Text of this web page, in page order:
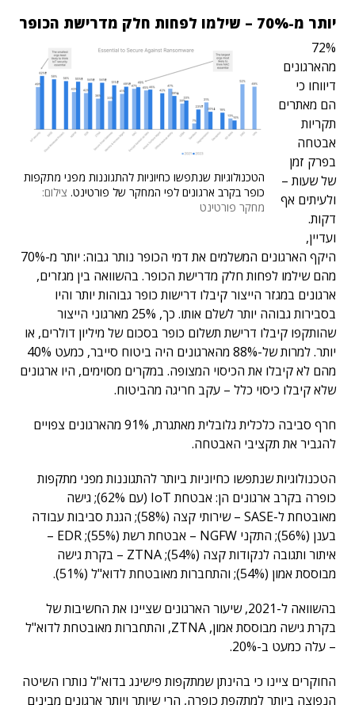
יותר מ-70% – שילמו לפחות חלק מדרישת הכופר
הטכנולוגיות שנתפשו כחיוניות להתגוננות מפני מתקפות
כופר בקרב ארגונים לפי המחקר של פורטינט. צילום:
מחקר פורטינט
72%
מהארגונים
דיווחו כי
הם מאתרים
תקריות
אבטחה
בפרק זמן
של שעות –
ולעיתים אף
דקות.
ועדיין,
היקף הארגונים המשלמים את דמי הכופר נותר גבוה: יותר מ-70%
מהם שילמו לפחות חלק מדרישת הכופר. בהשוואה בין מגזרים,
ארגונים במגזר הייצור קיבלו דרישות כופר גבוהות יותר והיו
בסבירות גבוהה יותר לשלם אותו. כך, 25% מארגוני הייצור
שהותקפו קיבלו דרישת תשלום כופר בסכום של מיליון דולרים, או
יותר. למרות של-88% מהארגונים היה ביטוח סייבר, כמעט 40%
מהם לא קיבלו את הכיסוי המצופה. במקרים מסוימים, היו ארגונים
שלא קיבלו כיסוי כלל – עקב חריגה מהביטוח.
חרף סביבה כלכלית גלובלית מאתגרת, 91% מהארגונים צפויים
להגביר את תקציבי האבטחה.
הטכנולוגיות שנתפשו כחיוניות ביותר להתגוננות מפני מתקפות
כופרה בקרב ארגונים הן: אבטחת IoT (עם 62%); גישה
מאובטחת ל-SASE – שירותי קצה (58%); הגנת סביבות עבודה
בענן (56%); התקני NGFW – אבטחת רשת (55%); EDR –
איתור ותגובה לנקודות קצה (54%); ZTNA – בקרת גישה
מבוססת אמון (54%); והתחברות מאובטחת לדוא"ל (51%).
בהשוואה ל-2021, שיעור הארגונים שציינו את החשיבות של
בקרת גישה מבוססת אמון, ZTNA, והתחברות מאובטחת לדוא"ל
– עלה כמעט ב-20%.
החוקרים ציינו כי בהינתן שמתקפות פישינג בדוא"ל נותרו השיטה
הנפוצה ביותר למתקפת כופרה, הרי שיותר ויותר ארגונים מבינים